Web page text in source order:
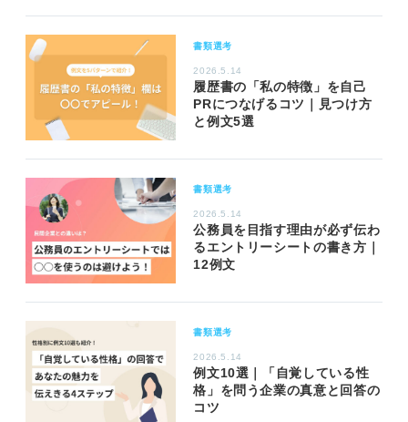
書類選考
2026.5.14
履歴書の「私の特徴」を自己
PRにつなげるコツ｜見つけ方
と例文5選
書類選考
2026.5.14
公務員を目指す理由が必ず伝わ
るエントリーシートの書き方｜
12例文
書類選考
2026.5.14
例文10選｜「自覚している性
格」を問う企業の真意と回答の
コツ